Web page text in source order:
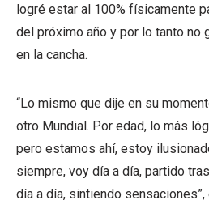
logré estar al 100% físicamente
del próximo año y por lo tanto no
en la cancha.
“Lo mismo que dije en su
otro Mundial. Por edad, lo más
pero estamos ahí, estoy
siempre, voy día a día, partido
día a día, sintiendo